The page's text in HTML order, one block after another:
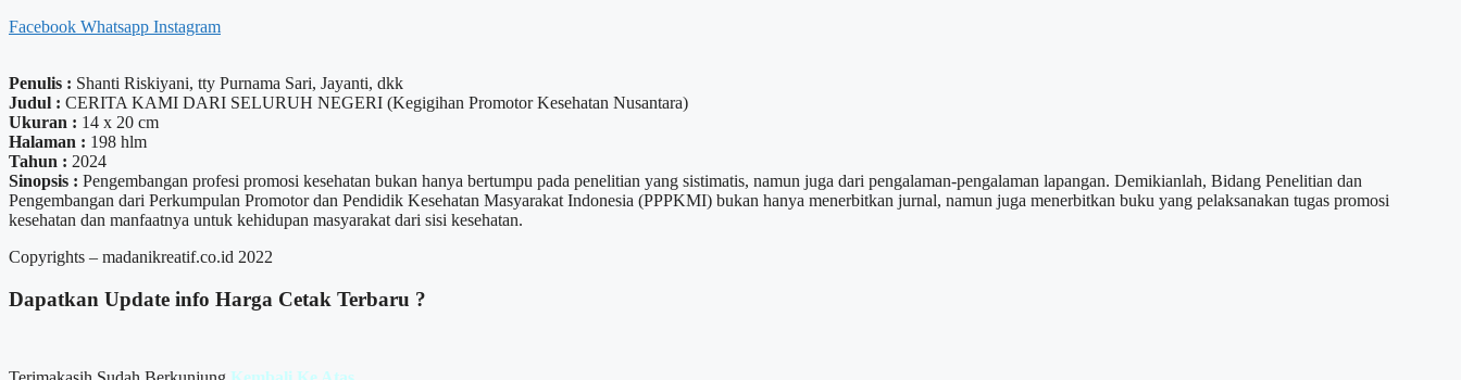
Facebook Whatsapp Instagram
Penulis : Shanti Riskiyani, tty Purnama Sari, Jayanti, dkk
Judul : CERITA KAMI DARI SELURUH NEGERI (Kegigihan Promotor Kesehatan Nusantara)
Ukuran : 14 x 20 cm
Halaman : 198 hlm
Tahun : 2024
Sinopsis : Pengembangan profesi promosi kesehatan bukan hanya bertumpu pada penelitian yang sistimatis, namun juga dari pengalaman-pengalaman lapangan. Demikianlah, Bidang Penelitian dan
Pengembangan dari Perkumpulan Promotor dan Pendidik Kesehatan Masyarakat Indonesia (PPPKMI) bukan hanya menerbitkan jurnal, namun juga menerbitkan buku yang pelaksanakan tugas promosi
kesehatan dan manfaatnya untuk kehidupan masyarakat dari sisi kesehatan.
Copyrights – madanikreatif.co.id 2022
Dapatkan Update info Harga Cetak Terbaru ?